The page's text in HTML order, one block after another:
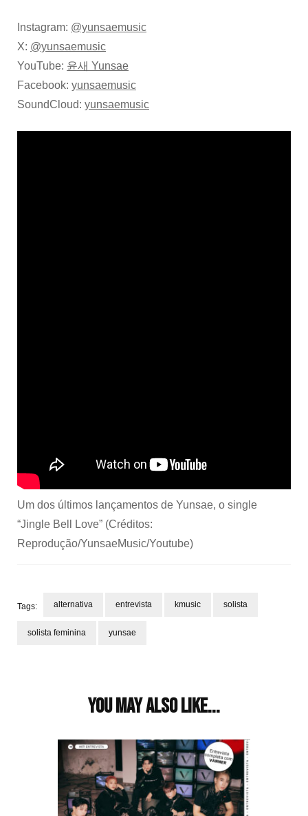
Instagram: @yunsaemusic
X: @yunsaemusic
YouTube: 윤새 Yunsae
Facebook: yunsaemusic
SoundCloud: yunsaemusic
Um dos últimos lançamentos de Yunsae, o single
“Jingle Bell Love” (Créditos:
Reprodução/YunsaeMusic/Youtube)
Tags: alternativa entrevista kmusic solista
solista feminina yunsae
You may also like...